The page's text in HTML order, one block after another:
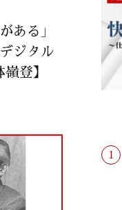
ある」
ジタル
登】